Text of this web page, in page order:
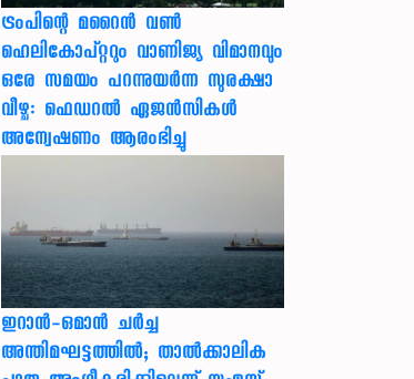
ട്രംപിന്റെ മറൈന്‍ വണ്‍
ഹെലികോപ്റ്ററും വാണിജ്യ വിമാനവും
ഒരേ സമയം പറന്നുയര്‍ന്ന സുരക്ഷാ
വീഴ്ച: ഫെഡറല്‍ ഏജന്‍സികള്‍
അന്വേഷണം ആരംഭിച്ചു
ഇറാന്‍-ഒമാന്‍ ചര്‍ച്ച
അന്തിമഘട്ടത്തില്‍; താല്‍ക്കാലിക